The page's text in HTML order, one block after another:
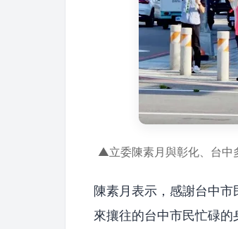
▲立委陳素月與彰化、台中
陳素月表示，感謝台中
來攘往的台中市民忙碌